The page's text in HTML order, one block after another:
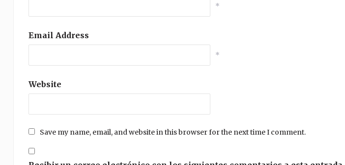
*
Email Address
*
Website
Save my name, email, and website in this browser for the next time I comment.